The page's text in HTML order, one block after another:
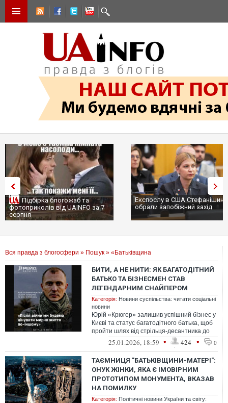
Підбірка блогожаб та
фотоприколів від UAINFO за 7
серпня
Експослу в США
обрали запобіжний захід
Вся правда з блогосфери » Пошук » «Батьківщина
БИТИ, А НЕ НИТИ: ЯК БАГАТОДІТНИЙ
БАТЬКО ТА БІЗНЕСМЕН СТАВ
ЛЕГЕНДАРНИМ СНАЙПЕРОМ
Категорія: Новини суспільства: читати соціальні
новини
Юрій «Крюгер» залишив успішний бізнес у
Києві та статус багатодітного батька, щоб
пройти шлях від стрільця-десантника до
фахового інструктора в елітно...
25.01.2026, 18:59 • 424 • 0
ТАЄМНИЦЯ "БАТЬКІВЩИНИ-МАТЕРІ":
ОНУК ЖІНКИ, ЯКА Є ІМОВІРНИМ
ПРОТОТИПОМ МОНУМЕНТА, ВКАЗАВ
НА ПОМИЛКУ
Категорія: Політичні новини України та світу: